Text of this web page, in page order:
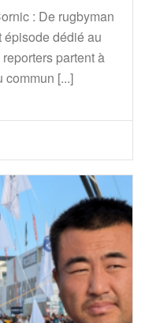
: De rugbyman
dédié au
partent à
commun [...]